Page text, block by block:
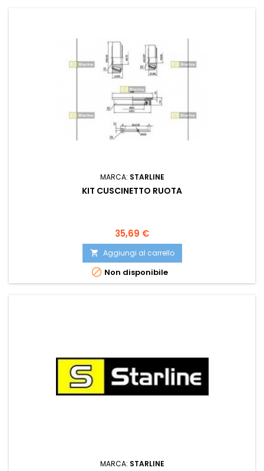
MARCA: STARLINE
KIT CUSCINETTO RUOTA
Prezzo
35,69 €
 Aggiungi al carrello
 Non disponibile
MARCA: STARLINE